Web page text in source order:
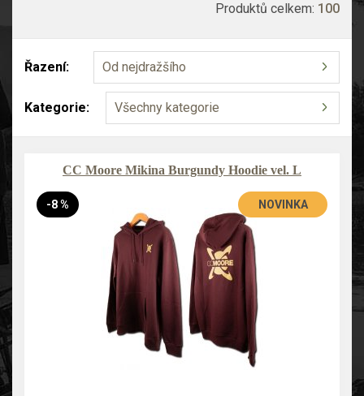
Produktů celkem: 100
Řazení: Od nejdražšího
Kategorie: Všechny kategorie
CC Moore Mikina Burgundy Hoodie vel. L
-8 % NOVINKA